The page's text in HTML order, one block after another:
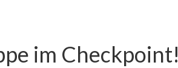
im Checkpoint!